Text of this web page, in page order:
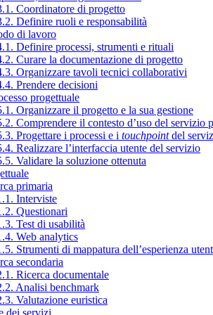
Coordinatore di progetto
Definire ruoli e responsabilità
di lavoro
Definire processi, strumenti e rituali
Curare la documentazione di progetto
Organizzare tavoli tecnici collaborativi
Prendere decisioni
progettuale
Organizzare il progetto e la sua gestione
Comprendere il contesto d’uso del servizio
Progettare i processi e i touchpointdel
Realizzare l’interfaccia utente del servizio
Validare la soluzione ottenuta
primaria
Interviste
Questionari
Test di usabilità
Web analytics
Strumenti di mappatura dell’esperienza
secondaria
Ricerca documentale
Analisi benchmark
Valutazione euristica
dei servizi